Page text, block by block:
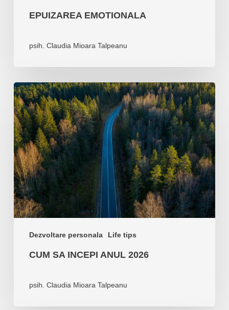
EPUIZAREA EMOTIONALA
psih. Claudia Mioara Talpeanu
Dezvoltare personala Life tips
Cum
sa
incepi
anul
2026
CUM SA INCEPI ANUL 2026
psih. Claudia Mioara Talpeanu